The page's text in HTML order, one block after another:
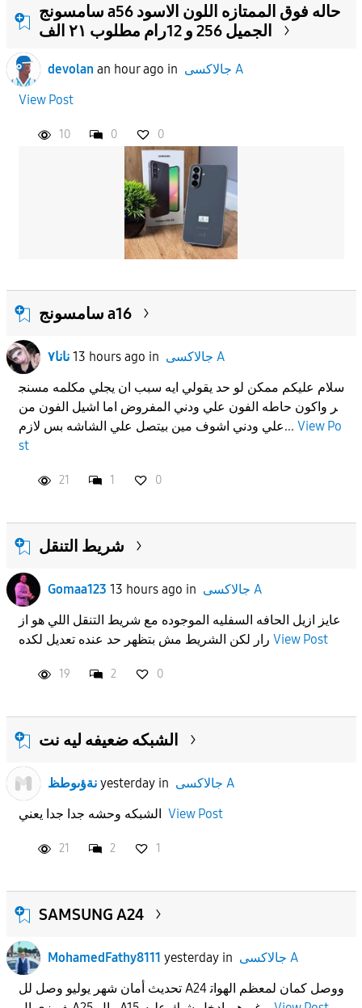
سامسونج a56 حاله فوق الممتازه اللون الاسود
الجميل 256 و 12رام مطلوب ٢١ الف
devolan an hour ago in
جالاكسى A
View Post
10 0 0
سامسونج a16
نانا٧ 13 hours ago in
جالاكسى A
سلام عليكم ممكن لو حد يقولي ايه سبب ان يجلي مكلمه مسنج
ر واكون حاطه الفون علي ودني المفروض اما اشيل الفون من
علي ودني اشوف مين بيتصل علي الشاشه بس لازم... View Po
st
21 1 0
شريط التنقل
Gomaa123 13 hours ago in
جالاكسى A
عايز ازيل الحافه السفليه الموجوده مع شريط التنقل اللي هو از
View Post
19 2 0
الشبكه ضعيفه ليه نت
نةؤىوطظ yesterdayin
جالاكسى A
View Post
21 2 1
SAMSUNG A24
MohamedFathy8111 yesterdayin
جالاكسى A
تحديث أمان شهر يوليو وصل لل A24 ووصل كمان لمعظم الهوات